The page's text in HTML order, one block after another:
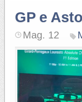
GP e
Mag. 12